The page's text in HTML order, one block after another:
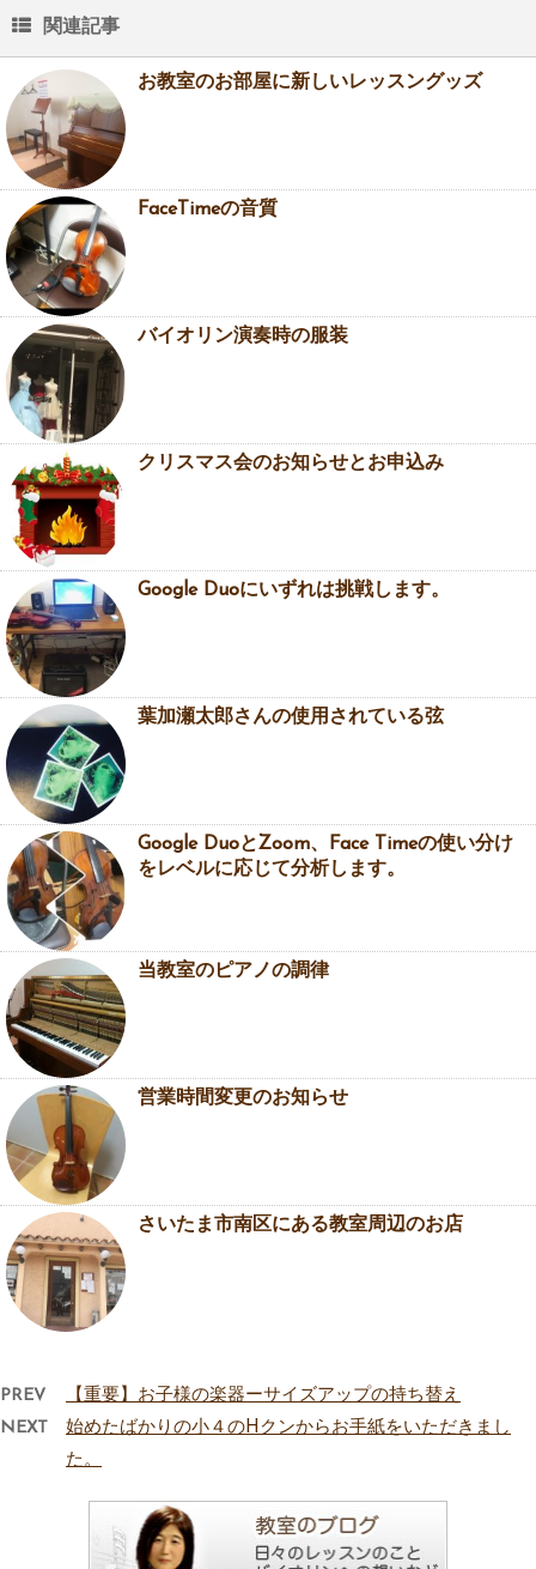
関連記事
お教室のお部屋に新しいレッスングッズ
FaceTimeの音質
バイオリン演奏時の服装
クリスマス会のお知らせとお申込み
Google Duoにいずれは挑戦します。
葉加瀬太郎さんの使用されている弦
Google DuoとZoom、Face Timeの使い分け
をレベルに応じて分析します。
当教室のピアノの調律
営業時間変更のお知らせ
さいたま市南区にある教室周辺のお店
PREV
【重要】お子様の楽器ーサイズアップの持ち替え
NEXT
始めたばかりの小４のHクンからお手紙をいただきまし
た。